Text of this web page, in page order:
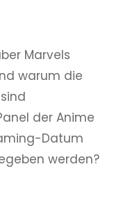
Marvels
warum die
der Anime
Datum
werden?